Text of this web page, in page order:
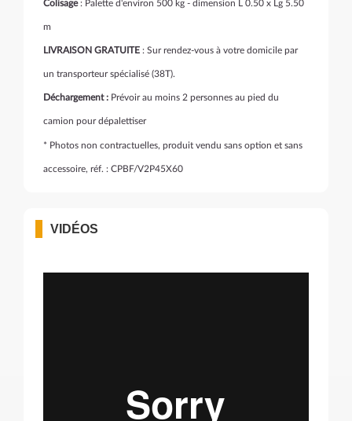
Colisage: Palette d'environ 500 kg - dimension L 0.50 x Lg 5.50
m
LIVRAISON GRATUITE : Sur rendez-vous à votre domicile par
un transporteur spécialisé (38T).
Déchargement : Prévoir au moins 2 personnes au pied du
camion pour dépalettiser
* Photos non contractuelles, produit vendu sans option et sans
accessoire, réf. : CPBF/V2P45X60
VIDÉOS